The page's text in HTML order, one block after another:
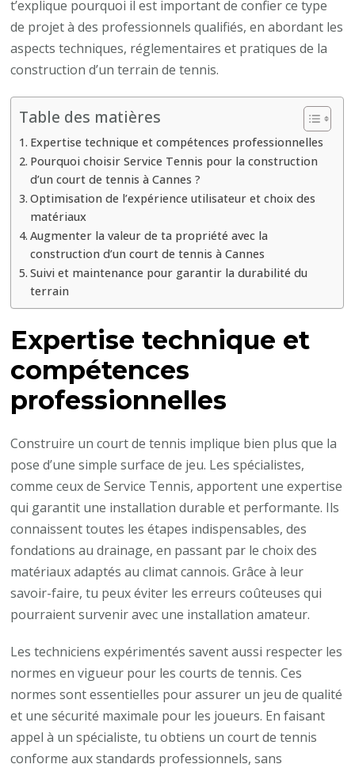
pourquoi
faire
appel
?
t’explique pourquoi il est important de confier ce type
de projet à des professionnels qualifiés, en abordant les
aspects techniques, réglementaires et pratiques de la
construction d’un terrain de tennis.
Table des matières
Expertise technique et compétences professionnelles
Pourquoi choisir Service Tennis pour la construction
d’un court de tennis à Cannes ?
Optimisation de l’expérience utilisateur et choix des
matériaux
Augmenter la valeur de ta propriété avec la
construction d’un court de tennis à Cannes
Suivi et maintenance pour garantir la durabilité du
terrain
Expertise technique et
compétences
professionnelles
Construire un court de tennis implique bien plus que la
pose d’une simple surface de jeu. Les spécialistes,
comme ceux de Service Tennis, apportent une expertise
qui garantit une installation durable et performante. Ils
connaissent toutes les étapes indispensables, des
fondations au drainage, en passant par le choix des
matériaux adaptés au climat cannois. Grâce à leur
savoir-faire, tu peux éviter les erreurs coûteuses qui
pourraient survenir avec une installation amateur.
Les techniciens expérimentés savent aussi respecter les
normes en vigueur pour les courts de tennis. Ces
normes sont essentielles pour assurer un jeu de qualité
et une sécurité maximale pour les joueurs. En faisant
appel à un spécialiste, tu obtiens un court de tennis
conforme aux standards professionnels, sans